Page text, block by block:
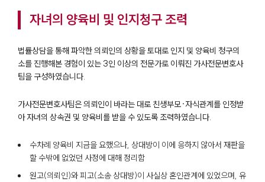
자녀의 양육비 및 인지청구 조력
법률상담을 통해 파악한 의뢰인의 상황을 토대로 인지 및 양육비 청구의
소를 진행해본 경험이 있는 3인 이상의 전문가로 이뤄진 가사전문변호사
팀을 구성하였습니다.
가사전문변호사팀은 의뢰인이 바라는 대로 친생부모·자식관계를 인정받
아 자녀의 상속권 및 양육비를 받을 수 있도록 조력하였습니다.
수차례 양육비 지금을 요했으나, 상대방이 이에 응하지 않아서 재판을
할 수밖에 없었던 사정에 대해 정리함
원고(의뢰인)와 피고(소송 상대방)이 사실상 혼인관계에 있었으며, 유